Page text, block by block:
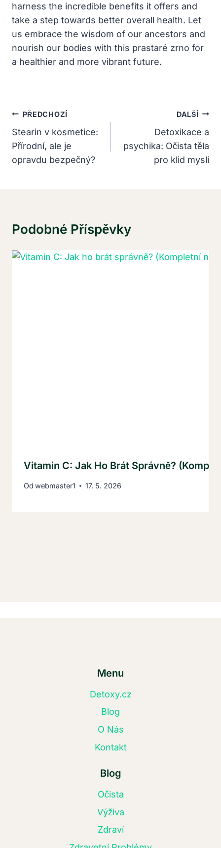
harness the incredible benefits it offers and
take a step towards better overall health. Let
us embrace the wisdom of our ancestors and
nourish our bodies with this prastaré zrno for
a healthier and more vibrant future.
Navigace
Pro
Příspěvek
PŘEDCHOZÍ
Stearin v kosmetice:
Přírodní, ale je
opravdu bezpečný?
DALŠÍ
Detoxikace a
psychika: Očista těla
pro klid mysli
Podobné Příspěvky
Vitamin C: Jak Ho Brát Správně?
Od webmaster1 17. 5. 2026
Menu
Detoxy.cz
Blog
O Nás
Kontakt
Blog
Očista
Výživa
Zdraví